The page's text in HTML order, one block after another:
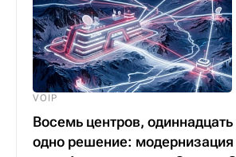
VOIP
Восемь центров,
одно решение: модернизация